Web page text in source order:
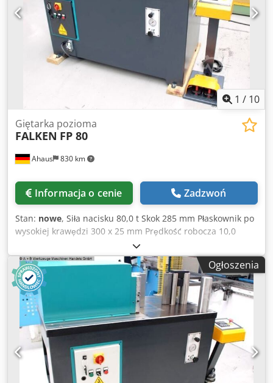
oś): Z1,Z2, Z1, Z2, R1, R2+V Moc: 5,5 kW Kontrola - Delem-
DA-66T (wielojęzyczna) Instrukcja obsługi: angielski Cena
specjalna netto: 19 000€ Możliwość obejrzenia po
wcześniejszym umówieniu. lokalizacja 89-600 Chojnice Jeśli
jesteś zainteresowany skontaktuj się z nami
1 / 10
Ahaus 830 km
Giętarka pozioma
FALKEN FP 80
Informacja o cenie Zadzwoń
Stan: nowe, Siła nacisku 80,0 t Skok 285 mm Płaskownik po
wysokiej krawędzi 300 x 25 mm Prędkość robocza 10,0
mm/s Prędkość powrotna 10,0 mm/min Wysokość robocza
930 mm Stół: 750 x 1425 mm Zapotrzebowanie na moc
całkowitą 10,0 kW Silnik 400 V 50 Hz Pojemność oleju 120 l
Waga 1700 kg Wymiary D-S-W 1500 x 750 x 1800 mm
Wyposażenie: - elektrohydrauliczna pozioma giętarka
Chsdpfsxabhaex Ab Eea - duży, solidny stół maszynowy z
hartowanej stali - maszyna wykonana z hartowanej i
szlifowanej stali kutej - cyfrowy wskaźnik ustawienia suwu
* Możliwa programacja 1 punktu końcowego gięcia i 1
punktu powrotu - 1x zestaw narzędzi (1x stempel giętarski
/ 1x matryca 1V) * Stempel giętarski .. stopni: 60° / promień
Ogłoszenia